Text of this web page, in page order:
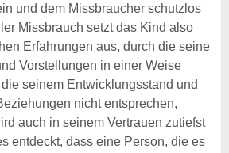
und dem Missbraucher schutzlos
Missbrauch setzt das Kind also
Erfahrungen aus, durch die seine
Vorstellungen in einer Weise
seinem Entwicklungsstand und
nicht entsprechen,
auch in seinem Vertrauen zutiefst
entdeckt, dass eine Person, die es